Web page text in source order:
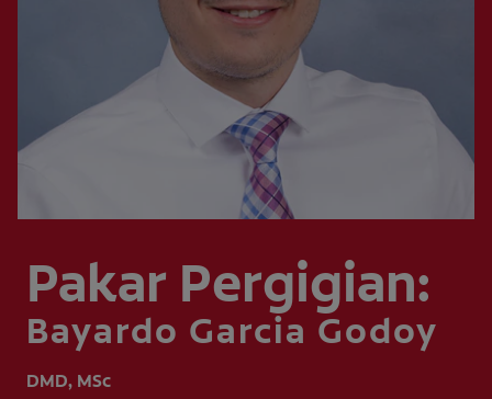
PENILAIAN KESIHATAN MULUT
MY (MS)
Pakar Pergigian:
Bayardo Garcia Godoy
DMD, MSc